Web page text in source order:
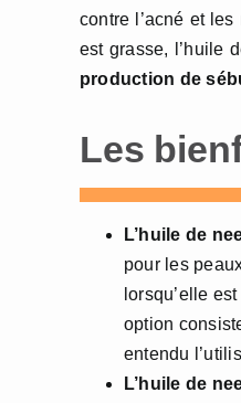
contre l’acné et
est grasse, l’huile
production de
Les
L’huile de
pour les
lorsqu’elle
option
entendu
L’huile de